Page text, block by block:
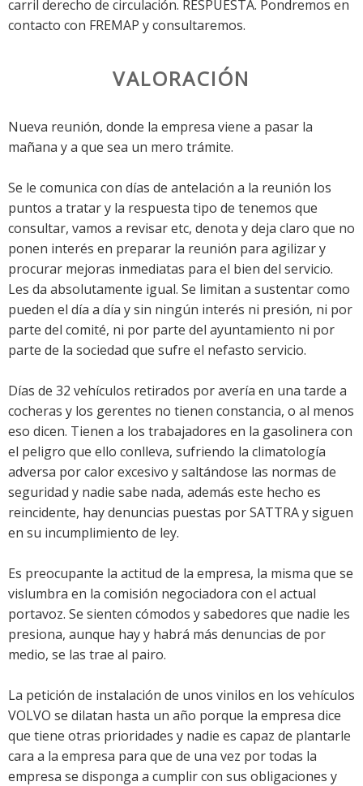
carril derecho de circulación. RESPUESTA. Pondremos en
contacto con FREMAP y consultaremos.
VALORACIÓN
Nueva reunión, donde la empresa viene a pasar la
mañana y a que sea un mero trámite.
Se le comunica con días de antelación a la reunión los
puntos a tratar y la respuesta tipo de tenemos que
consultar, vamos a revisar etc, denota y deja claro que no
ponen interés en preparar la reunión para agilizar y
procurar mejoras inmediatas para el bien del servicio.
Les da absolutamente igual. Se limitan a sustentar como
pueden el día a día y sin ningún interés ni presión, ni por
parte del comité, ni por parte del ayuntamiento ni por
parte de la sociedad que sufre el nefasto servicio.
Días de 32 vehículos retirados por avería en una tarde a
cocheras y los gerentes no tienen constancia, o al menos
eso dicen. Tienen a los trabajadores en la gasolinera con
el peligro que ello conlleva, sufriendo la climatología
adversa por calor excesivo y saltándose las normas de
seguridad y nadie sabe nada, además este hecho es
reincidente, hay denuncias puestas por SATTRA y siguen
en su incumplimiento de ley.
Es preocupante la actitud de la empresa, la misma que se
vislumbra en la comisión negociadora con el actual
portavoz. Se sienten cómodos y sabedores que nadie les
presiona, aunque hay y habrá más denuncias de por
medio, se las trae al pairo.
La petición de instalación de unos vinilos en los vehículos
VOLVO se dilatan hasta un año porque la empresa dice
que tiene otras prioridades y nadie es capaz de plantarle
cara a la empresa para que de una vez por todas la
empresa se disponga a cumplir con sus obligaciones y